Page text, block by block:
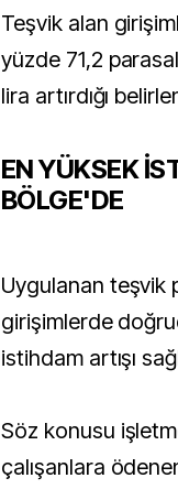
Teşvik alan
yüzde 71,2
lira artırdığı
EN YÜKSEK
BÖLGE'DE
Uygulanan teşvik
girişimlerde
istihdam artışı
Söz konusu
çalışanlara